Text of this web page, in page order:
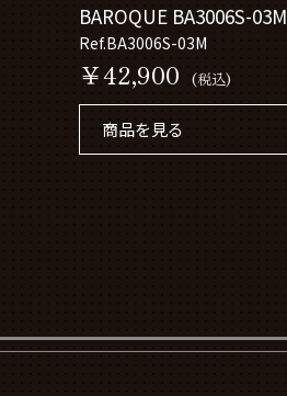
BAROQUE BA3006S-03M
Ref.BA3006S-03M
￥42,900 (税込)
商品を見る